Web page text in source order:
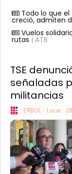
Todo lo que
creció, admiten
Vuelos
rutas | ATB
TSE
señaladas
militancias
ERBOL Local